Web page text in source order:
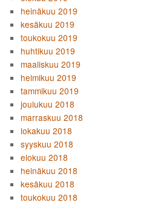
heinäkuu 2019
kesäkuu 2019
toukokuu 2019
huhtikuu 2019
maaliskuu 2019
helmikuu 2019
tammikuu 2019
joulukuu 2018
marraskuu 2018
lokakuu 2018
syyskuu 2018
elokuu 2018
heinäkuu 2018
kesäkuu 2018
toukokuu 2018